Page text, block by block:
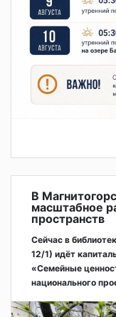
В
масштабное
пространств
Сейчас в
12/1) идёт
«Семейные
национального